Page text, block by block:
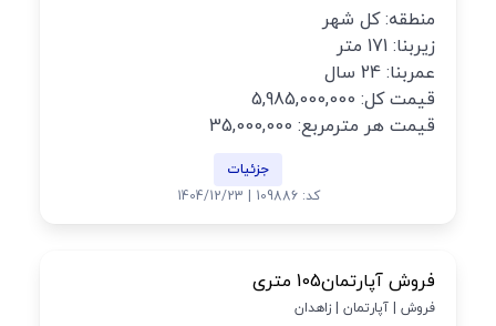
منطقه: کل شهر
زیربنا: 171 متر
عمربنا: 24 سال
قیمت کل: 5,985,000,000
قیمت هر مترمربع: 35,000,000
جزئیات
کد: 109886 | 1404/12/23
فروش آپارتمان105 متری
فروش | آپارتمان | زاهدان